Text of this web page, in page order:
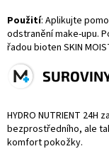
Použití: Aplikujte
odstranění make-upu.
řadou bioten SKIN
HYDRO NUTRIENT
bezprostředního, ale
komfort pokožky.